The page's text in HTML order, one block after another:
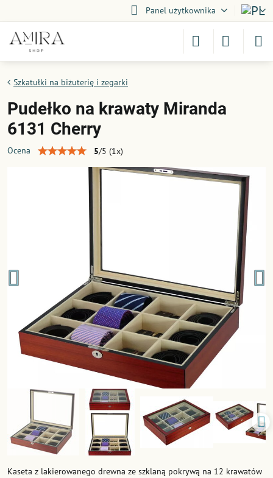
Panel użytkownika
Szkatułki na biżuterię i zegarki
Pudełko na krawaty Miranda
6131 Cherry
Ocena 5/5 (1x)
Kaseta z lakierowanego drewna ze szklaną pokrywą na 12 krawatów